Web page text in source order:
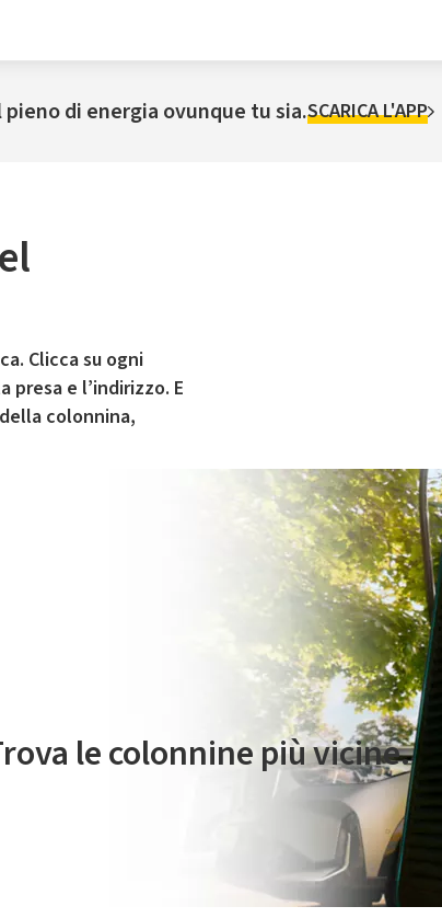
pieno di energia ovunque tu sia.SCARICA L'APP
Clicca su ogni
e l’indirizzo. E
colonnina,
di mobilità elettrica è gestito da Plenitude On The Road
le colonnine più vicine.